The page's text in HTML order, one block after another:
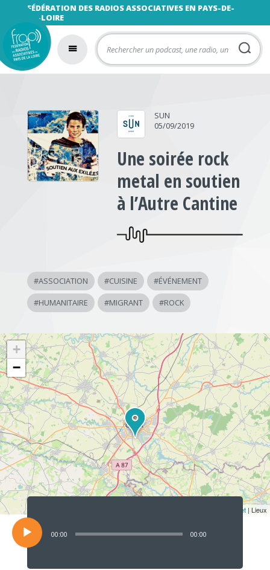
FÉDÉRATION DES RADIOS ASSOCIATIVES EN PAYS-DE-
LA-LOIRE
SUN
05/09/2019
Une soirée rock
metal en soutien
à l’Autre Cantine
#ASSOCIATION #CUISINE #ÉVÉNEMENT
#HUMANITAIRE #MIGRANT #ROCK
+
−
Leaflet | Lieux
Lecteur
00:00 00:00